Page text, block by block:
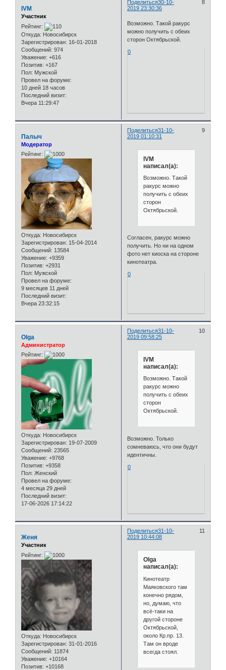
Поделиться 8
30-10-
2019 23:30:36
IVM
Участник
Рейтинг:
Откуда: Новосибирск
Зарегистрирован: 16-01-2018
Сообщений: 974
Уважение: +616
Позитив: +167
Пол: Мужской
Провел на форуме:
10 дней 18 часов
Последний визит:
Вчера 11:29:47
Возможно. Такой ракурс
можно получить с обеих
сторон Октябрьской.
0
Поделиться 9
31-10-
2019 01:10:31
Палыч
Модератор
Рейтинг:
Откуда: Новосибирск
Зарегистрирован: 15-04-2014
Сообщений: 13584
Уважение: +9359
Позитив: +2931
Пол: Мужской
Провел на форуме:
9 месяцев 11 дней
Последний визит:
Вчера 23:32:15
IVM
написал(а):
Возможно. Такой
ракурс можно
получить с обеих
сторон
Октябрьской.
Согласен, ракурс можно
получить. Но ни на одном
фото нет киоска на стороне
кинотеатра.
0
Поделиться 10
31-10-
2019 09:58:25
Olga
Администратор
Рейтинг:
Откуда: Новосибирск
Зарегистрирован: 19-07-2009
Сообщений: 23565
Уважение: +9768
Позитив: +9358
Пол: Женский
Провел на форуме:
4 месяца 29 дней
Последний визит:
17-06-2026 17:14:22
IVM
написал(а):
Возможно. Такой
ракурс можно
получить с обеих
сторон
Октябрьской.
Возможно. Только
сомневаюсь, что они будут
идентичны.
0
Поделиться 11
31-10-
2019 10:44:08
Женя
Участник
Рейтинг:
Откуда: Новосибирск
Зарегистрирован: 31-01-2016
Сообщений: 11874
Уважение: +10164
Позитив: +10168
Olga
написал(а):
Кинотеатр
Маяковского там
конечно рядом,
но, думаю, что
всё-таки на
другой стороне
Октябрьской,
около Кр.пр. 13.
Там он вроде
всегда стоял.